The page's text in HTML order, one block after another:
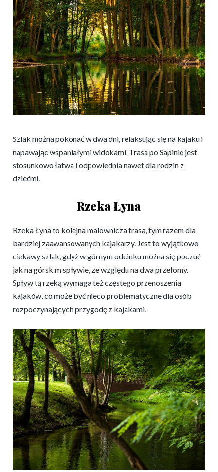
Szlak można pokonać w dwa dni, relaksując się na kajaku i
napawając wspaniałymi widokami. Trasa po Sapinie jest
stosunkowo łatwa i odpowiednia nawet dla rodzin z
dziećmi.
Rzeka Łyna
Rzeka Łyna to kolejna malownicza trasa, tym razem dla
bardziej zaawansowanych kajakarzy. Jest to wyjątkowo
ciekawy szlak, gdyż w górnym odcinku można się poczuć
jak na górskim spływie, ze względu na dwa przełomy.
Spływ tą rzeką wymaga też częstego przenoszenia
kajaków, co może być nieco problematyczne dla osób
rozpoczynających przygodę z kajakami.